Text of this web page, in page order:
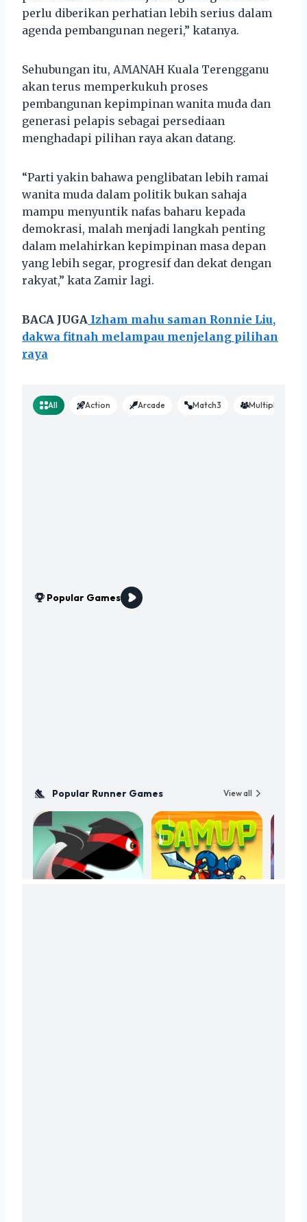
perlu diberikan perhatian lebih serius dalam
agenda pembangunan negeri,” katanya.
Sehubungan itu, AMANAH Kuala Terengganu
akan terus memperkukuh proses
pembangunan kepimpinan wanita muda dan
generasi pelapis sebagai persediaan
menghadapi pilihan raya akan datang.
“Parti yakin bahawa penglibatan lebih ramai
wanita muda dalam politik bukan sahaja
mampu menyuntik nafas baharu kepada
demokrasi, malah menjadi langkah penting
dalam melahirkan kepimpinan masa depan
yang lebih segar, progresif dan dekat dengan
rakyat,” kata Zamir lagi.
BACA JUGA Izham mahu saman Ronnie Liu,
dakwa fitnah melampau menjelang pilihan
raya